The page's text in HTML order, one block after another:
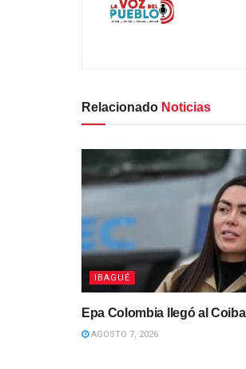
Relacionado Noticias
IBAGUÉ
Epa Colombia llegó al
AGOSTO 7, 2026